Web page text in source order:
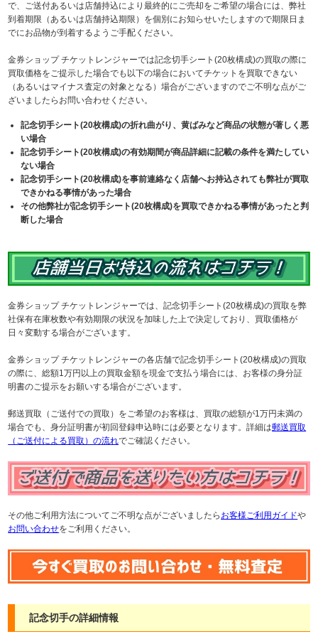
で、ご送付あるいは店舗持込により最終的にご売却をご希望の場合には、弊社
到着期限（あるいは店舗持込期限）を個別にお知らせいたしますので期限日ま
でにお品物が到着するようご手配ください。
金券ショップ チケットレンジャーでは記念切手シート(20枚構成)の買取の際に
買取価格をご提示した場合でも以下の場合においてチケットを買取できない
（あるいはマイナス査定の対象となる）場合がございますのでご不明な点がご
ざいましたらお問い合わせください。
記念切手シート(20枚構成)の折れ曲がり、黄ばみなど商品の状態が著しく悪
い場合
記念切手シート(20枚構成)の有効期間が商品詳細に記載の条件を満たしてい
ない場合
記念切手シート(20枚構成)を事前連絡なく店舗へお持込されても弊社が買取
できかねる事情があった場合
その他弊社が記念切手シート(20枚構成)を買取できかねる事情があったと判
断した場合
金券ショップ チケットレンジャーでは、記念切手シート(20枚構成)の買取を弊
社保有在庫枚数や有効期限の状況を加味した上で決定しており、買取価格が
日々変動する場合がございます。
金券ショップ チケットレンジャーの各店舗で記念切手シート(20枚構成)の買取
の際に、総額1万円以上の買取金額を現金で支払う場合には、お客様の身分証
明書のご提示をお願いする場合がございます。
郵送買取（ご送付での買取）をご希望のお客様は、買取の総額が1万円未満の
場合でも、身分証明書が初回登録申込時には必要となります。詳細は郵送買取
（ご送付による買取）の流れでご確認ください。
その他ご利用方法についてご不明な点がございましたら お客様ご利用ガイドや
お問い合わせをご利用ください。
記念切手の詳細情報